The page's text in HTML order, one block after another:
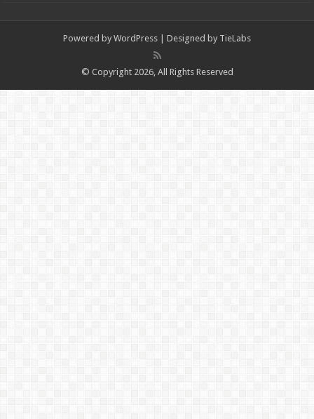
Powered by WordPress | Designed by TieLabs
© Copyright 2026, All Rights Reserved